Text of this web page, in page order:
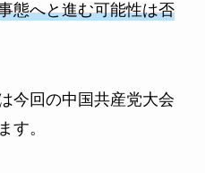
態へと進む可能性は否
今回の中国共産党大会
す。